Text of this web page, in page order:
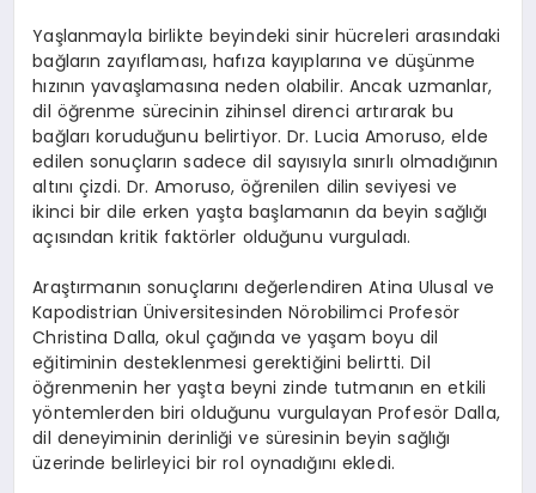
Yaşlanmayla birlikte beyindeki sinir hücreleri arasındaki
bağların zayıflaması, hafıza kayıplarına ve düşünme
hızının yavaşlamasına neden olabilir. Ancak uzmanlar,
dil öğrenme sürecinin zihinsel direnci artırarak bu
bağları koruduğunu belirtiyor. Dr. Lucia Amoruso, elde
edilen sonuçların sadece dil sayısıyla sınırlı olmadığının
altını çizdi. Dr. Amoruso, öğrenilen dilin seviyesi ve
ikinci bir dile erken yaşta başlamanın da beyin sağlığı
açısından kritik faktörler olduğunu vurguladı.
Araştırmanın sonuçlarını değerlendiren Atina Ulusal ve
Kapodistrian Üniversitesinden Nörobilimci Profesör
Christina Dalla, okul çağında ve yaşam boyu dil
eğitiminin desteklenmesi gerektiğini belirtti. Dil
öğrenmenin her yaşta beyni zinde tutmanın en etkili
yöntemlerden biri olduğunu vurgulayan Profesör Dalla,
dil deneyiminin derinliği ve süresinin beyin sağlığı
üzerinde belirleyici bir rol oynadığını ekledi.